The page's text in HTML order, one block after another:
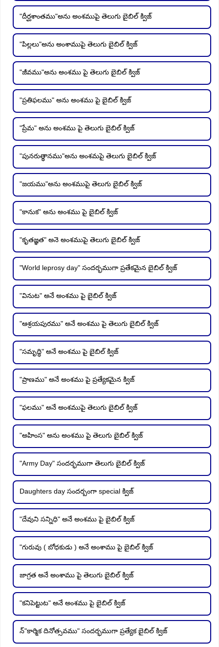
"దీర్ఘశాంతము"అను అంశముపై తెలుగు బైబిల్ క్విజ్
"పిల్లలు"అను అంశాముపై తెలుగు బైబిల్ క్విజ్
"జీవము"అను అంశము పై తెలుగు బైబిల్ క్విజ్
"ప్రతిఫలము" అను అంశము పై బైబిల్ క్విజ్
"ప్రేమ" అను అంశము పై తెలుగు బైబిల్ క్విజ్
"పునరుత్థానము"అను అంశమపై తెలుగు బైబిల్ క్విజ్
"జయము"అను అంశముపై తెలుగు బైబిల్ క్విజ్
"కానుక" అను అంశము పై బైబిల్ క్విజ్
"కృతజ్ఞత" అనె అంశముపై తెలుగు బైబిల్ క్విజ్
"World leprosy day" సందర్భముగా ప్రతేకమైన బైబిల్ క్విజ్
"వినుట" అనే అంశము పై బైబిల్ క్విజ్
"ఆశ్రయపురము" అనే అంశము పై తెలుగు బైబిల్ క్విజ్
"సమృద్ధి" అనే అంశము పై బైబిల్ క్విజ్
"ప్రాణము" అనే అంశము పై ప్రత్యేకమైన క్విజ్
"ఫలము" అనే అంశముపై తెలుగు బైబిల్ క్విజ్
"అహింస" అను అంశము పై తెలుగు బైబిల్ క్విజ్
"Army Day" సందర్భముగా తెలుగు బైబిల్ క్విజ్
Daughters day సందర్బంగా special క్విజ్
"దేవుని సన్నిధి" అనే అంశము పై బైబిల్ క్విజ్
"గురువు ( బోధకుడు ) అనే అంశాము పై బైబిల్ క్విజ్
జాగ్రత అనే అంశాము పై తెలుగు బైబిల్ క్విజ్
"కనిపెట్టుట" అనే అంశము పై బైబిల్ క్విజ్
న్"కార్మిక దినోత్సవము" సందర్భముగా ప్రత్యేక బైబిల్ క్విజ్